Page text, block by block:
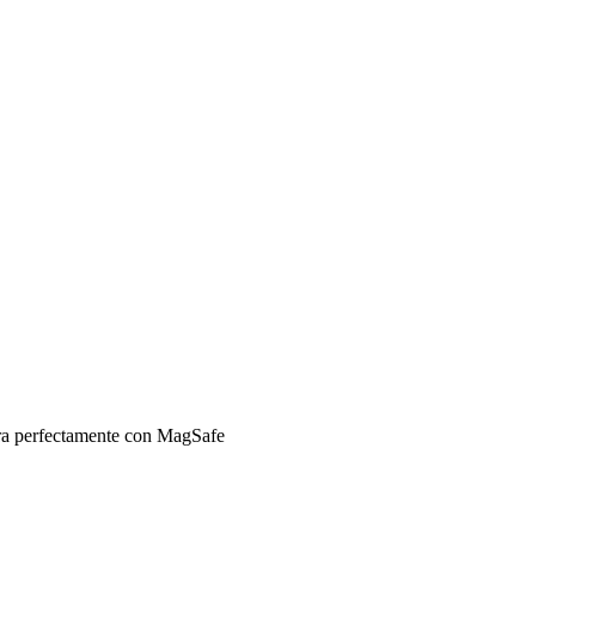
perfectamente con MagSafe